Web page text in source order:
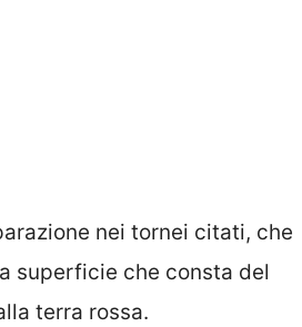
nei tornei citati, che
superficie che consta del
terra rossa.